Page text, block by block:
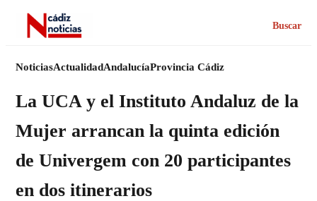
Buscar
NoticiasActualidadAndalucíaProvincia Cádiz
La UCA y el Instituto Andaluz de la
Mujer arrancan la quinta edición
de Univergem con 20 participantes
en dos itinerarios